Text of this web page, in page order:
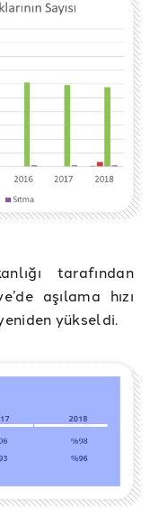
tarafından
aşılama hızı
yükseldi.